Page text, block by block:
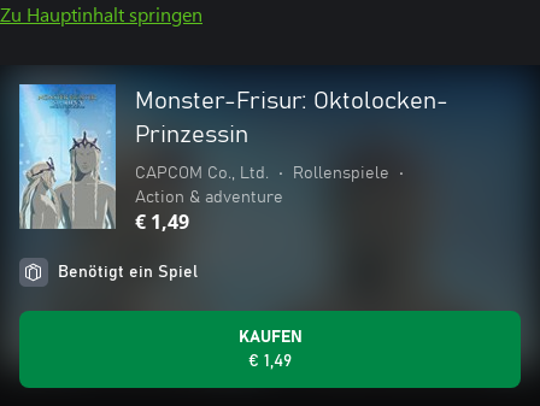
Zu Hauptinhalt springen
Monster-Frisur: Oktolocken-
Prinzessin
CAPCOM Co., Ltd. • Rollenspiele
•
Action & adventure
€ 1,49
Benötigt ein Spiel
KAUFEN
€ 1,49